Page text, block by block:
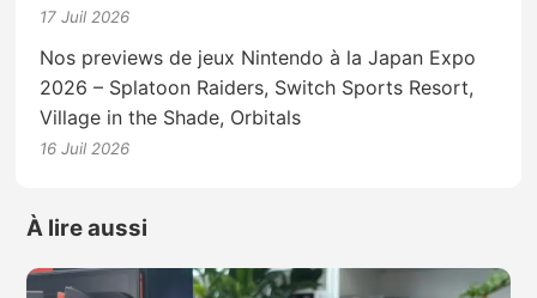
17 Juil 2026
Nos previews de jeux Nintendo à la Japan Expo
2026 – Splatoon Raiders, Switch Sports Resort,
Village in the Shade, Orbitals
16 Juil 2026
À lire aussi